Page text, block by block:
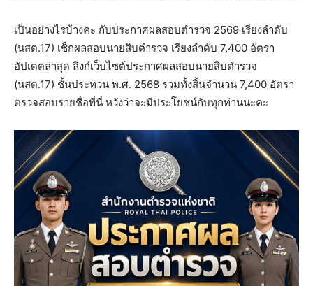
เป็นอย่างไรบ้างคะ กับประกาศผลสอบตํารวจ 2569 เรียงลำดับ
(นสต.17) เช็กผลสอบนายสิบตำรวจ เรียงลำดับ 7,400 อัตรา
อัปเดตล่าสุด ลิงก์เว็บไซต์ประกาศผลสอบนายสิบตำรวจ
(นสต.17) ชั้นประทวน พ.ศ. 2568 รวมทั้งสิ้นจำนวน 7,400 อัตรา
ตรวจสอบรายชื่อที่นี่ หวังว่าจะมีประโยชน์กับทุกท่านนะคะ